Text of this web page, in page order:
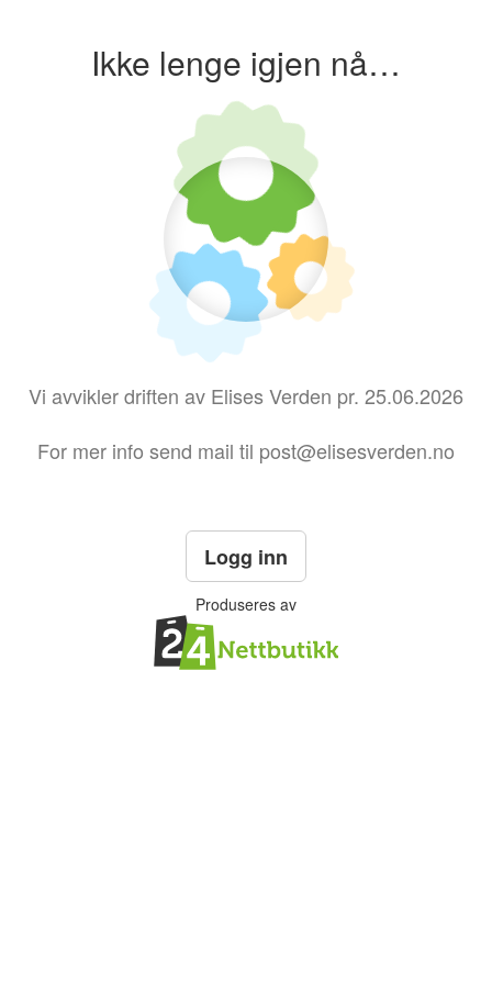
Ikke lenge igjen nå…
Vi avvikler driften av Elises Verden pr. 25.06.2026
For mer info send mail til post@elisesverden.no
Logg inn
Produseres av